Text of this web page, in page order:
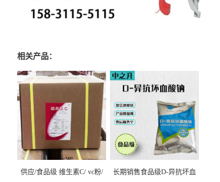
相关产品：
供应/食品级 维生素C/ vc粉/
长期销售食品级D-异抗坏血